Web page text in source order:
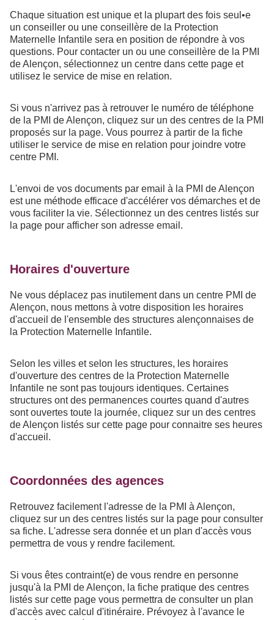
Chaque situation est unique et la plupart des fois seul•e
un conseiller ou une conseillère de la Protection
Maternelle Infantile sera en position de répondre à vos
questions. Pour contacter un ou une conseillère de la PMI
de Alençon, sélectionnez un centre dans cette page et
utilisez le service de mise en relation.
Si vous n'arrivez pas à retrouver le numéro de téléphone
de la PMI de Alençon, cliquez sur un des centres de la PMI
proposés sur la page. Vous pourrez à partir de la fiche
utiliser le service de mise en relation pour joindre votre
centre PMI.
L'envoi de vos documents par email à la PMI de Alençon
est une méthode efficace d'accélérer vos démarches et de
vous faciliter la vie. Sélectionnez un des centres listés sur
la page pour afficher son adresse email.
Horaires d'ouverture
Ne vous déplacez pas inutilement dans un centre PMI de
Alençon, nous mettons à votre disposition les horaires
d'accueil de l'ensemble des structures alençonnaises de
la Protection Maternelle Infantile.
Selon les villes et selon les structures, les horaires
d'ouverture des centres de la Protection Maternelle
Infantile ne sont pas toujours identiques. Certaines
structures ont des permanences courtes quand d'autres
sont ouvertes toute la journée, cliquez sur un des centres
de Alençon listés sur cette page pour connaitre ses heures
d'accueil.
Coordonnées des agences
Retrouvez facilement l'adresse de la PMI à Alençon,
cliquez sur un des centres listés sur la page pour consulter
sa fiche. L'adresse sera donnée et un plan d'accès vous
permettra de vous y rendre facilement.
Si vous êtes contraint(e) de vous rendre en personne
jusqu'à la PMI de Alençon, la fiche pratique des centres
listés sur cette page vous permettra de consulter un plan
d'accès avec calcul d'itinéraire. Prévoyez à l'avance le